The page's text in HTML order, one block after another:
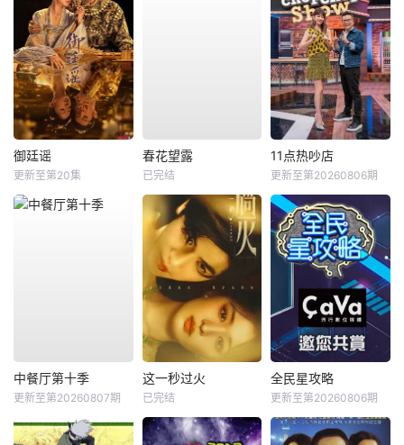
御廷谣
更新至第20集
春花望露
已完结
11点热吵店
更新至第20260806期
中餐厅第十季
更新至第20260807期
这一秒过火
已完结
全民星攻略
更新至第20260806期